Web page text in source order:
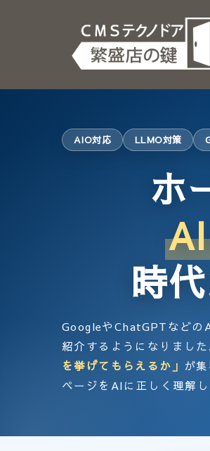
AIO対応 LLMO対策
ホ
時
GoogleやChatGPTなどの
紹介するようになりまし
を挙げてもらえるか」 が
ページをAIに正しく理解